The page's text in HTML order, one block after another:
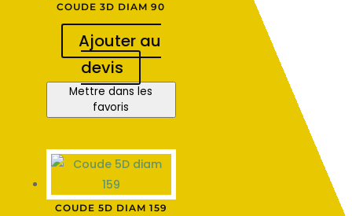
COUDE 3D DIAM 90
Ajouter au
devis
Mettre dans les
favoris
COUDE 5D DIAM 159